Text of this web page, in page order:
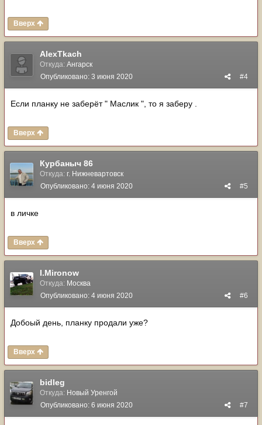
Вверх
AlexTkach
Откуда: Ангарск
#4
Опубликовано: 3 июня 2020
Если планку не заберёт " Маслик ", то я заберу .
Вверх
Курбаныч 86
Откуда: г. Нижневартовск
#5
Опубликовано: 4 июня 2020
в личке
Вверх
I.Mironow
Откуда: Москва
#6
Опубликовано: 4 июня 2020
Добоый день, планку продали уже?
Вверх
bidleg
Откуда: Новый Уренгой
#7
Опубликовано: 6 июня 2020